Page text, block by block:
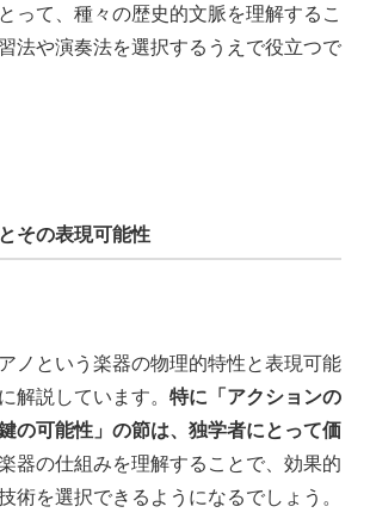
って、種々の歴史的文脈を理解するこ
法や演奏法を選択するうえで役立つで
その表現可能性
ノという楽器の物理的特性と表現可能
解説しています。 特に「アクションの
の可能性」の節は、独学者にとって価
器の仕組みを理解することで、効果的
術を選択できるようになるでしょう。